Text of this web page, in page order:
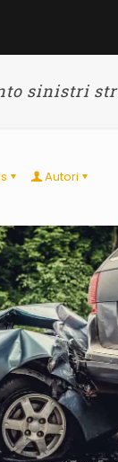
sinistri
Autori